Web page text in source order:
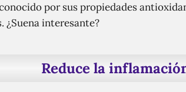
por sus propiedades
¿Suena interesante?
Reduce la